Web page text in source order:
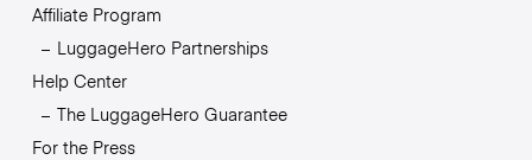
Affiliate Program
LuggageHero Partnerships
Help Center
The LuggageHero Guarantee
For the Press